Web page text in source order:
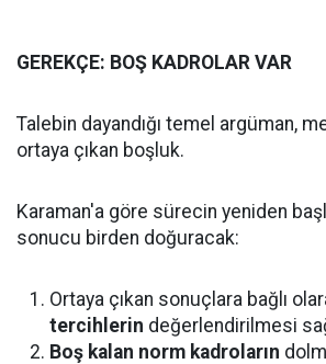
GEREKÇE: BOŞ KADROLAR VAR
Talebin dayandığı temel argüman,
ortaya çıkan boşluk.
Karaman'a göre sürecin yeniden
sonucu birden doğuracak:
Ortaya çıkan sonuçlara bağlı
tercihlerin değerlendirilmesi
Boş kalan norm kadroların